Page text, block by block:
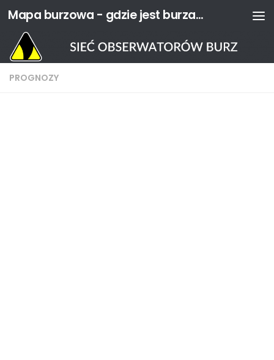
Przejdź do treści Mapa burzowa - gdzie jest burza? | Sieć Obserwatorów Burz
PROGNOZY